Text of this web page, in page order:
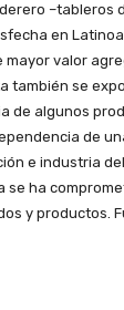
–tableros
en
valor
también se
de algunos
de
e industria
se ha
y productos.